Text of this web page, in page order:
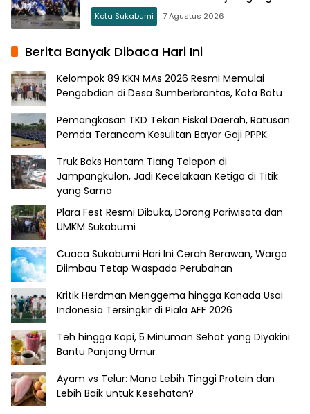
Kota Sukabumi 7 Agustus 2026
Berita Banyak Dibaca Hari Ini
Kelompok 89 KKN MAs 2026 Resmi Memulai
Pengabdian di Desa Sumberbrantas, Kota Batu
Pemangkasan TKD Tekan Fiskal Daerah, Ratusan
Pemda Terancam Kesulitan Bayar Gaji PPPK
Truk Boks Hantam Tiang Telepon di
Jampangkulon, Jadi Kecelakaan Ketiga di Titik
yang Sama
Plara Fest Resmi Dibuka, Dorong Pariwisata dan
UMKM Sukabumi
Cuaca Sukabumi Hari Ini Cerah Berawan, Warga
Diimbau Tetap Waspada Perubahan
Kritik Herdman Menggema hingga Kanada Usai
Indonesia Tersingkir di Piala AFF 2026
Teh hingga Kopi, 5 Minuman Sehat yang Diyakini
Bantu Panjang Umur
Ayam vs Telur: Mana Lebih Tinggi Protein dan
Lebih Baik untuk Kesehatan?